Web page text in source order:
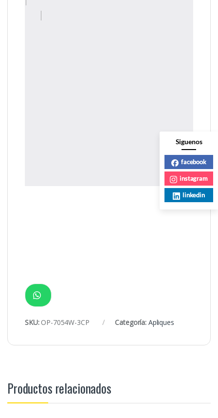
SKU: OP-7054W-3CP Categoría: Apliques
Productos relacionados
Siguenos
facebook
instagram
linkedin